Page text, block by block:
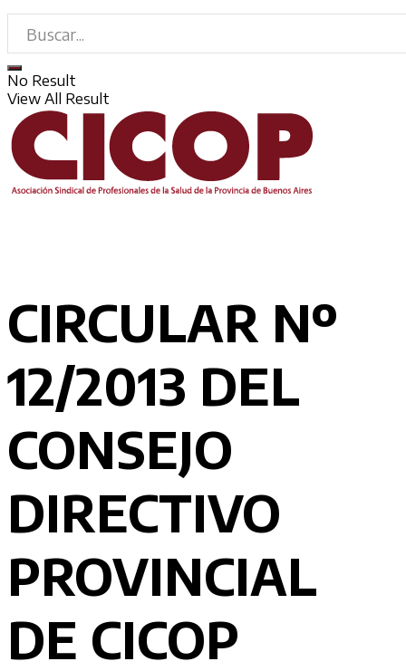
No Result
View All Result
CIRCULAR Nº
12/2013 DEL
CONSEJO
DIRECTIVO
PROVINCIAL
DE CICOP